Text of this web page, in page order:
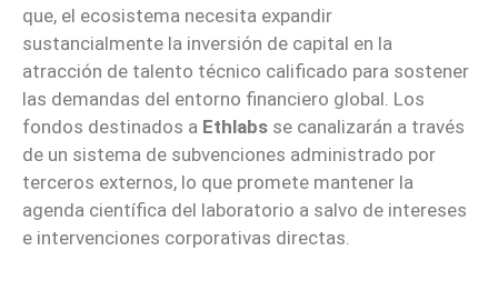
que, el ecosistema necesita expandir
sustancialmente la inversión de capital en la
atracción de talento técnico calificado para sostener
las demandas del entorno financiero global. Los
fondos destinados a Ethlabs se canalizarán a través
de un sistema de subvenciones administrado por
terceros externos, lo que promete mantener la
agenda científica del laboratorio a salvo de intereses
e intervenciones corporativas directas.